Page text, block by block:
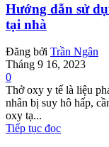
Hướng dẫn sử
tại nhà
Đăng bởi Trần Ngân
Tháng 9 16, 2023
0
Thở oxy y tế là liệu
nhân bị suy hô hấp,
oxy tạ...
Tiếp tục đọc